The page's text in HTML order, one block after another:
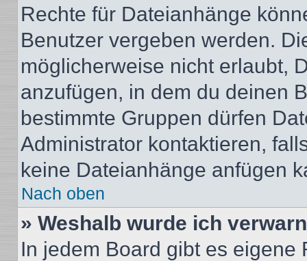
Rechte für Dateianhänge
Benutzer vergeben werden.
möglicherweise nicht erlaubt,
anzufügen, in dem du deinen
bestimmte Gruppen dürfen
Administrator kontaktieren,
keine Dateianhänge anfügen
Nach oben
» Weshalb wurde ich
In jedem Board gibt es